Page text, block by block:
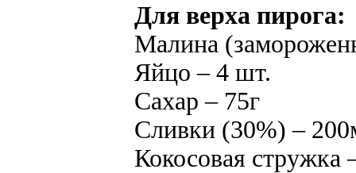
Для верха пирога:
Малина
Яйцо – 4 шт.
Сахар – 75г
Сливки (30%) –
Кокосовая стружка